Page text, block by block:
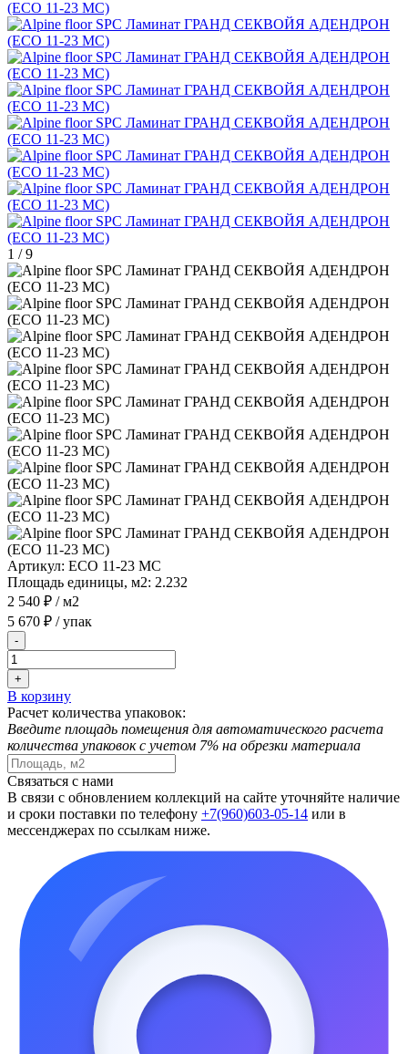
1 /9
Артикул: ECO 11-23 MC
Площадь единицы, м2: 2.232
2 540 ₽ / м2
5 670 ₽ / упак
-
+
В корзину
Расчет количества упаковок:
Введите площадь помещения для автоматического расчета
количества упаковок с учетом 7% на обрезки материала
Связаться с нами
В связи с обновлением коллекций на сайте уточняйте наличие
и сроки поставки по телефону +7(960)603-05-14 или в
мессенджерах по ссылкам ниже.